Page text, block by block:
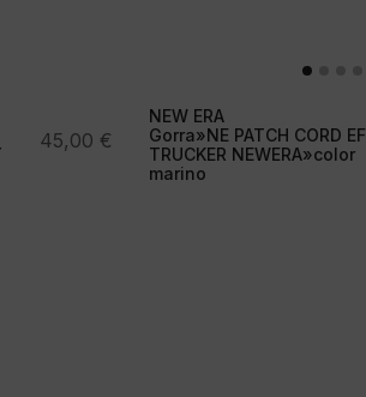
45,00 €
NEW ERA
Gorra»NE PATCH CORD EF
TRUCKER NEWERA»color
marino